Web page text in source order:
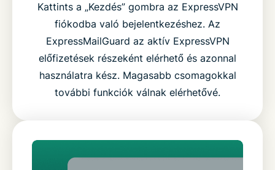
Kattints a „Kezdés” gombra az ExpressVPN
fiókodba való bejelentkezéshez. Az
ExpressMailGuard az aktív ExpressVPN
előfizetések részeként elérhető és azonnal
használatra kész. Magasabb csomagokkal
további funkciók válnak elérhetővé.